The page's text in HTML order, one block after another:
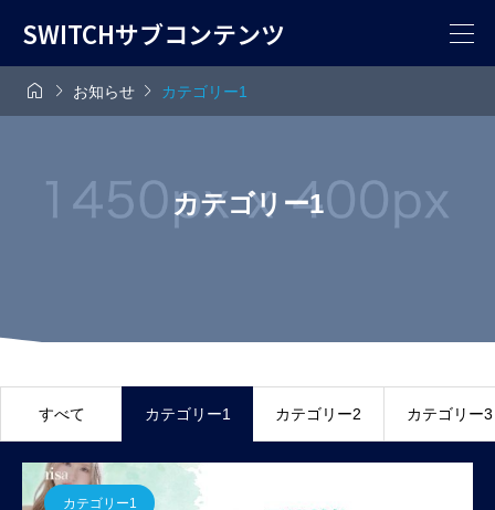
SWITCHサブコンテンツ
  お知らせ  カテゴリー1
カテゴリー1
すべて カテゴリー1 カテゴリー2 カテゴリー3
カテゴリー1